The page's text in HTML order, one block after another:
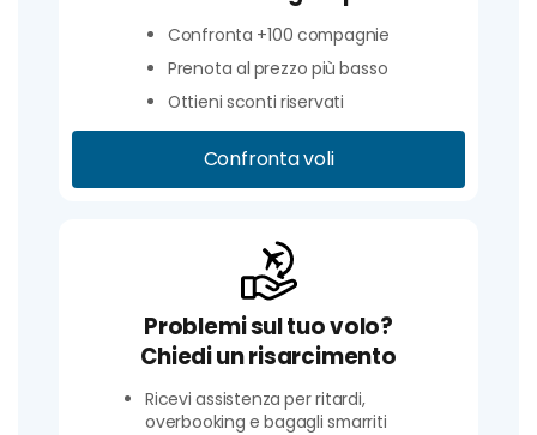
Confronta +100 compagnie
Prenota al prezzo più basso
Ottieni sconti riservati
Confronta voli
Problemi sul tuo volo?
Chiedi un risarcimento
Ricevi assistenza per ritardi,
overbooking e bagagli smarriti